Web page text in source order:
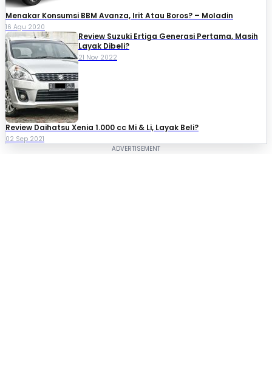
Menakar Konsumsi BBM Avanza, Irit Atau Boros? – Moladin
16 Agu 2020
Review Suzuki Ertiga Generasi Pertama, Masih
Layak Dibeli?
21 Nov 2022
Review Daihatsu Xenia 1.000 cc Mi & Li, Layak Beli?
02 Sep 2021